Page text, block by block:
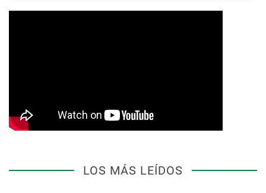
LOS MÁS LEÍDOS